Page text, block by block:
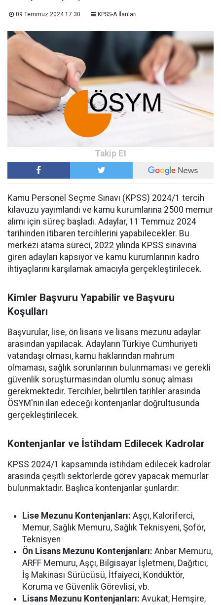
09 Temmuz 2024 17:30 KPSS-A İlanları
Kamu Personel Seçme Sınavı (KPSS) 2024/1 tercih
kılavuzu yayımlandı ve kamu kurumlarına 2500 memur
alımı için süreç başladı. Adaylar, 11 Temmuz 2024
tarihinden itibaren tercihlerini yapabilecekler. Bu
merkezi atama süreci, 2022 yılında KPSS sınavına
giren adayları kapsıyor ve kamu kurumlarının kadro
ihtiyaçlarını karşılamak amacıyla gerçekleştirilecek.
Kimler Başvuru Yapabilir ve Başvuru
Koşulları
Başvurular, lise, ön lisans ve lisans mezunu adaylar
arasından yapılacak. Adayların Türkiye Cumhuriyeti
vatandaşı olması, kamu haklarından mahrum
olmaması, sağlık sorunlarının bulunmaması ve gerekli
güvenlik soruşturmasından olumlu sonuç alması
gerekmektedir. Tercihler, belirtilen tarihler arasında
ÖSYM'nin ilan edeceği kontenjanlar doğrultusunda
gerçekleştirilecek.
Kontenjanlar ve İstihdam Edilecek Kadrolar
KPSS 2024/1 kapsamında istihdam edilecek kadrolar
arasında çeşitli sektörlerde görev yapacak memurlar
bulunmaktadır. Başlıca kontenjanlar şunlardır:
Lise Mezunu Kontenjanları: Aşçı, Kaloriferci,
Memur, Sağlık Memuru, Sağlık Teknisyeni, Şoför,
Teknisyen
Ön Lisans Mezunu Kontenjanları: Anbar Memuru,
ARFF Memuru, Aşçı, Bilgisayar İşletmeni, Dağıtıcı,
İş Makinası Sürücüsü, İtfaiyeci, Kondüktör,
Koruma ve Güvenlik Görevlisi, vb.
Lisans Mezunu Kontenjanları: Avukat, Hemşire,